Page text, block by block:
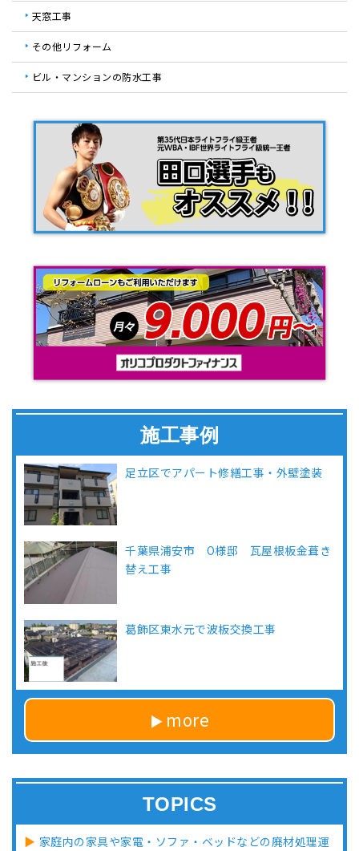
天窓工事
その他リフォーム
ビル・マンションの防水工事
施工事例
足立区でアパート修繕工事・外壁塗装
千葉県浦安市 O様邸 瓦屋根板金葺き
替え工事
葛飾区東水元で波板交換工事
more
TOPICS
家庭内の家具や家電・ソファ・ベッドなどの廃材処理運